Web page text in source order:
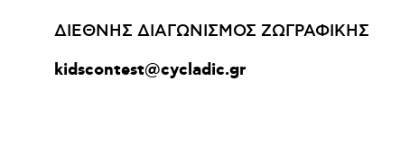
ΔΙΕΘΝΗΣ ΔΙΑΓΩΝΙΣΜΟΣ ΖΩΓΡΑΦΙΚΗΣ
kidscontest@cycladic.gr